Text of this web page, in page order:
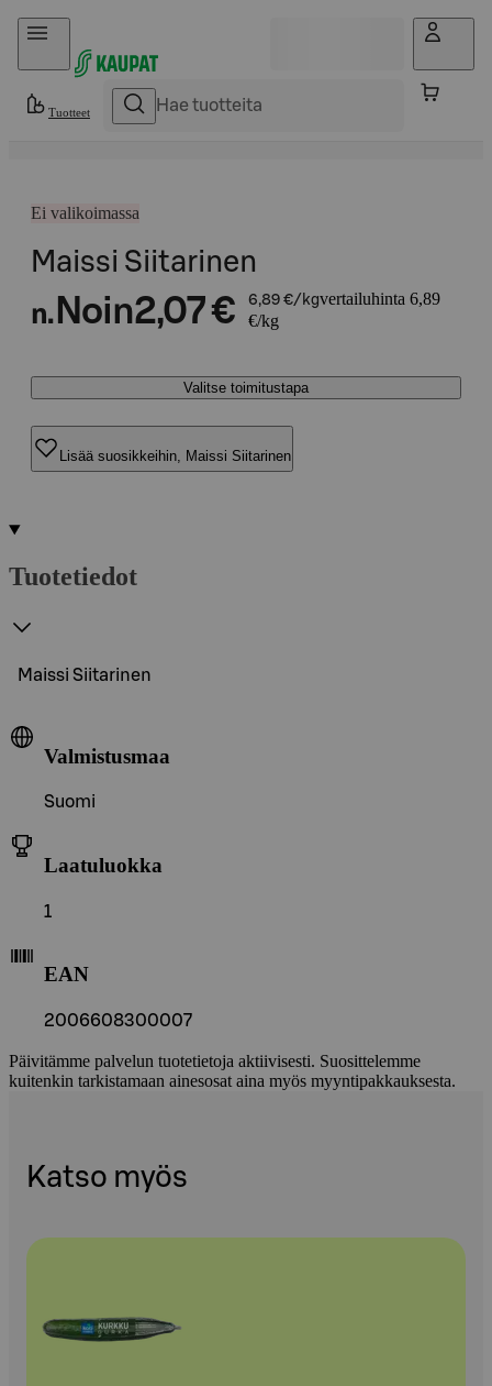
Hyppää sisältöön
Tuotteet
Ei valikoimassa
Maissi Siitarinen
n. Noin2,07 € 6,89 €/kgvertailuhinta 6,89
€/kg
Valitse toimitustapa
Lisää suosikkeihin, Maissi Siitarinen
Tuotetiedot
Maissi Siitarinen
Valmistusmaa
Suomi
Laatuluokka
1
EAN
2006608300007
Päivitämme palvelun tuotetietoja aktiivisesti. Suosittelemme
kuitenkin tarkistamaan ainesosat aina myös myyntipakkauksesta.
Katso myös